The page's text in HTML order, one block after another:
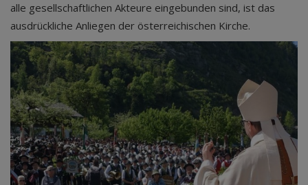
alle gesellschaftlichen Akteure eingebunden sind, ist das
ausdrückliche Anliegen der österreichischen Kirche.